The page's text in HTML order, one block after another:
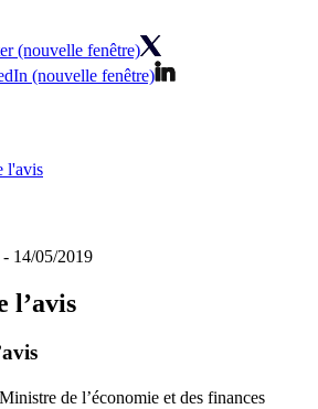
(nouvelle fenêtre)
(nouvelle fenêtre)
l'avis
14/05/2019
l’avis
Ministre de l’économie et des finances